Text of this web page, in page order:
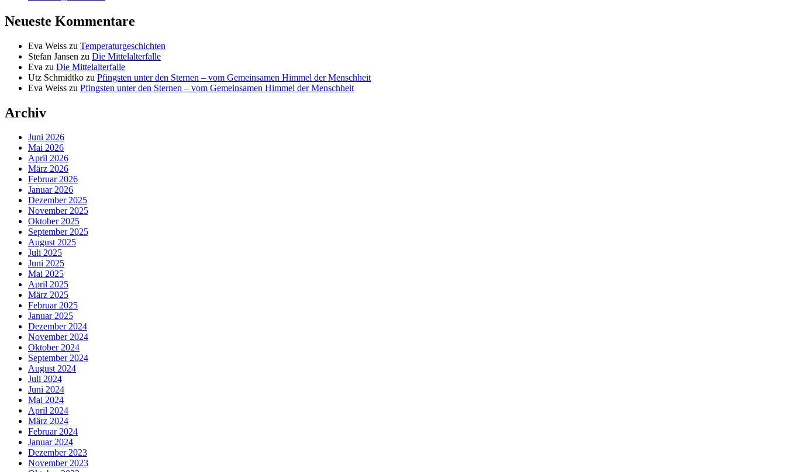
Neueste Kommentare
Eva Weiss zu Temperaturgeschichten
Stefan Jansen zu Die Mittelalterfalle
Eva zu Die Mittelalterfalle
Utz Schmidtko zu Pfingsten unter den Sternen – vom Gemeinsamen Himmel der Menschheit
Eva Weiss zu Pfingsten unter den Sternen – vom Gemeinsamen Himmel der Menschheit
Archiv
Juni 2026
Mai 2026
April 2026
März 2026
Februar 2026
Januar 2026
Dezember 2025
November 2025
Oktober 2025
September 2025
August 2025
Juli 2025
Juni 2025
Mai 2025
April 2025
März 2025
Februar 2025
Januar 2025
Dezember 2024
November 2024
Oktober 2024
September 2024
August 2024
Juli 2024
Juni 2024
Mai 2024
April 2024
März 2024
Februar 2024
Januar 2024
Dezember 2023
November 2023